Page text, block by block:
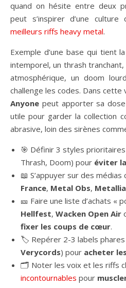
quand on hésite entre deux
peut s’inspirer d’une
meilleurs riffs heavy metal.
Exemple d’une base qui tient
intemporel, un thrash
atmosphérique, un doom
challenge les codes. Dans cette
Anyone peut apporter sa dose
utile pour garder la collection
abrasive, loin des sirènes
🎯 Définir 3 styles
Thrash, Doom) pour éviter
📖 S’appuyer sur des médias
France, Metal Obs,
🎫 Faire une liste d’achats «
Hellfest, Wacken Open Air
fixer les coups de cœur.
🏷️ Repérer 2-3 labels phares
Verycords) pour acheter
🗂️ Noter les voix et les riffs
incontournables pour